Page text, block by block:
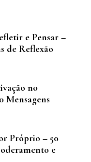
e Pensar –
de Reflexão
no
Mensagens
Próprio – 50
e